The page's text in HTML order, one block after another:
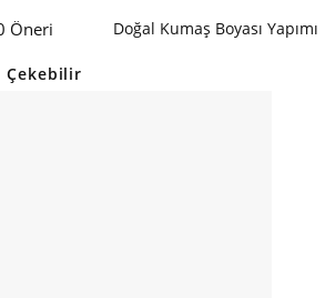
Öneri Doğal Kumaş Boyası Yapımı